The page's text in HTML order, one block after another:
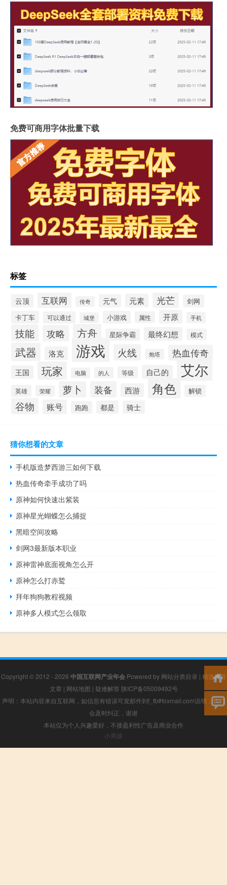
免费可商用字体批量下载
标签
云顶 互联网 传奇 元气 元素 光芒
剑网
卡丁车
可以通过 城堡 小游戏 属性 开原 手机
技能 攻略 方舟 星际争霸 最终幻想 模式
武器 洛克 游戏 火线 炮塔 热血传奇
王国 玩家 电脑 的人 等级 自己的 艾尔
英雄 荣耀 萝卜 装备 西游 角色 解锁
谷物 账号 跑跑 都是 骑士
猜你想看的文章
手机版造梦西游三如何下载
热血传奇牵手成功了吗
原神如何快速出紫装
原神星光蝴蝶怎么捕捉
黑暗空间攻略
剑网3最新版本职业
原神雷神底面视角怎么开
原神怎么打赤鹫
拜年狗狗教程视频
原神多人模式怎么领取
Copyright © 2012 - 2026 中国互联网产业年会Powered by 网站分类目录 | 精选推荐
文章 | 网站地图 | 疑难解答 陕ICP备05009492号
声明：本站内容来自互联网，如信息有错误可发邮件到f_fb#foxmail.com说明，我们
会及时纠正，谢谢
本站仅为个人兴趣爱好，不接盈利性广告及商业合作
小男孩